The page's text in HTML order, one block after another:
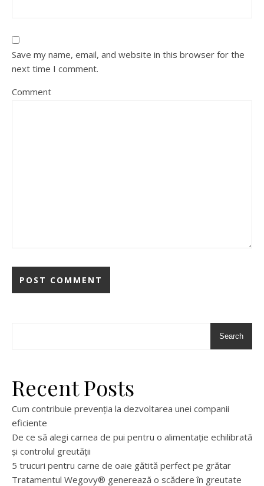
Save my name, email, and website in this browser for the
next time I comment.
Comment
Search
Recent Posts
Cum contribuie prevenția la dezvoltarea unei companii
eficiente
De ce să alegi carnea de pui pentru o alimentație echilibrată
și controlul greutății
5 trucuri pentru carne de oaie gătită perfect pe grătar
Tratamentul Wegovy® generează o scădere în greutate